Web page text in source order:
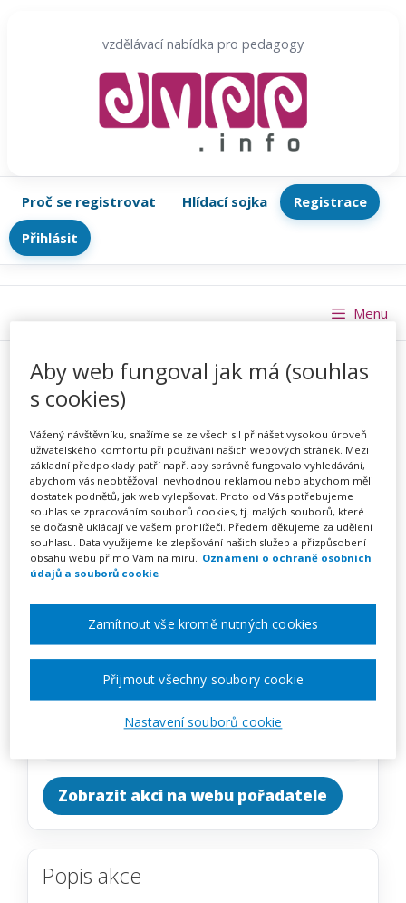
vzdělávací nabídka pro pedagogy
Proč se registrovat Hlídací sojka
Registrace
Přihlásit
Tvořivá hra v MŠ a její
začlenění do ŠVP (webinář)
PořádáZřetel, s.r.o.
TERMÍN
MÍSTO
Zobrazit akci na webu pořadatele
Popis akce
Menu
Aby web fungoval jak má (souhlas
s cookies)
Vážený návštěvníku, snažíme se ze všech sil přinášet vysokou úroveň
uživatelského komfortu při používání našich webových stránek. Mezi
základní předpoklady patří např. aby správně fungovalo vyhledávání,
abychom vás neobtěžovali nevhodnou reklamou nebo abychom měli
dostatek podnětů, jak web vylepšovat. Proto od Vás potřebujeme
souhlas se zpracováním souborů cookies, tj. malých souborů, které
se dočasně ukládají ve vašem prohlížeči. Předem děkujeme za udělení
souhlasu. Data využijeme ke zlepšování našich služeb a přizpůsobení
obsahu webu přímo Vám na míru. Oznámení o ochraně osobních
údajů a souborů cookie
Nastavení souborů cookie
Zamítnout vše kromě nutných cookies
Přijmout všechny soubory cookie